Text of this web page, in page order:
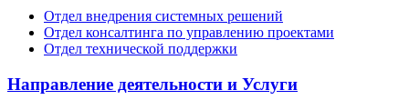
Отдел внедрения системных решений
Отдел консалтинга по управлению проектами
Отдел технической поддержки
Направление деятельности и Услуги